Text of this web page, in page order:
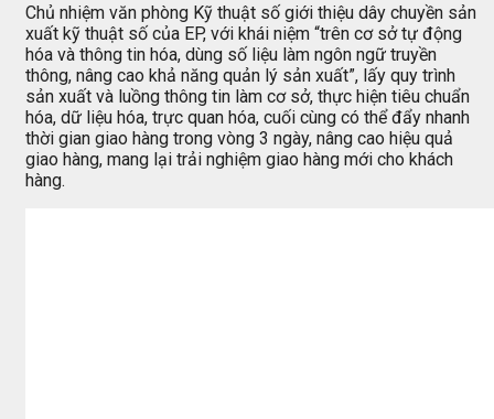
Chủ nhiệm văn phòng Kỹ thuật số giới thiệu dây chuyền sản
xuất kỹ thuật số của EP, với khái niệm “trên cơ sở tự động
hóa và thông tin hóa, dùng số liệu làm ngôn ngữ truyền
thông, nâng cao khả năng quản lý sản xuất”, lấy quy trình
sản xuất và luồng thông tin làm cơ sở, thực hiện tiêu chuẩn
hóa, dữ liệu hóa, trực quan hóa, cuối cùng có thể đẩy nhanh
thời gian giao hàng trong vòng 3 ngày, nâng cao hiệu quả
giao hàng, mang lại trải nghiệm giao hàng mới cho khách
hàng.